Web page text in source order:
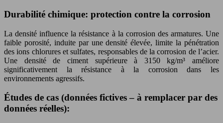
Durabilité chimique: protection contre la corrosion
La densité influence la résistance à la corrosion des armatures. Une
faible porosité, induite par une densité élevée, limite la pénétration
des ions chlorures et sulfates, responsables de la corrosion de l’acier.
Une densité de ciment supérieure à 3150 kg/m³ améliore
significativement la résistance à la corrosion dans les
environnements agressifs.
Études de cas (données fictives – à remplacer par des
données réelles):